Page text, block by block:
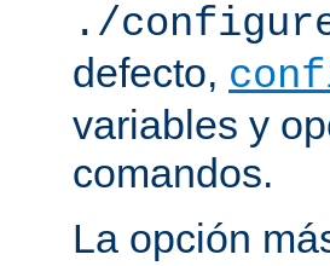
./
defecto,
variables y
comandos.
La opción